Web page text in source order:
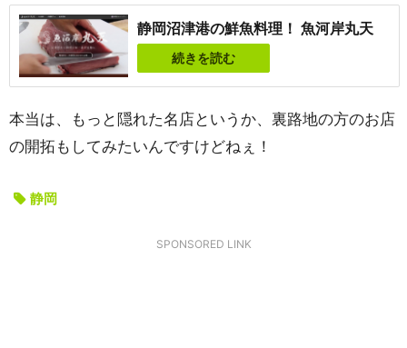
静岡沼津港の鮮魚料理！ 魚河岸丸天
続きを読む
本当は、もっと隠れた名店というか、裏路地の方のお店
の開拓もしてみたいんですけどねぇ！
静岡
SPONSORED LINK